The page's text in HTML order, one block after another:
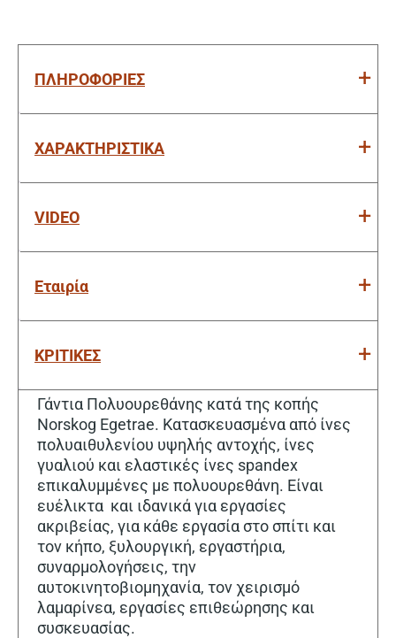
ΠΛΗΡΟΦΟΡΙΕΣ
ΧΑΡΑΚΤΗΡΙΣΤΙΚΑ
VIDEO
Εταιρία
ΚΡΙΤΙΚΕΣ
Γάντια Πολυουρεθάνης κατά της κοπής
Norskog Egetrae. Κατασκευασμένα από ίνες
πολυαιθυλενίου υψηλής αντοχής, ίνες
γυαλιού και ελαστικές ίνες spandex
επικαλυμμένες με πολυουρεθάνη. Είναι
ευέλικτα και ιδανικά για εργασίες
ακριβείας, για κάθε εργασία στο σπίτι και
τον κήπο, ξυλουργική, εργαστήρια,
συναρμολογήσεις, την
αυτοκινητοβιομηχανία, τον χειρισμό
λαμαρίνεα, εργασίες επιθεώρησης και
συσκευασίας.